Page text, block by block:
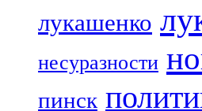
лукашенко
несуразности
пинск